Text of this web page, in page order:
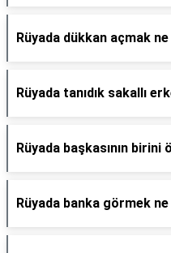
Rüyada dükkan açmak
Rüyada tanıdık sakallı
Rüyada başkasının
Rüyada banka görmek